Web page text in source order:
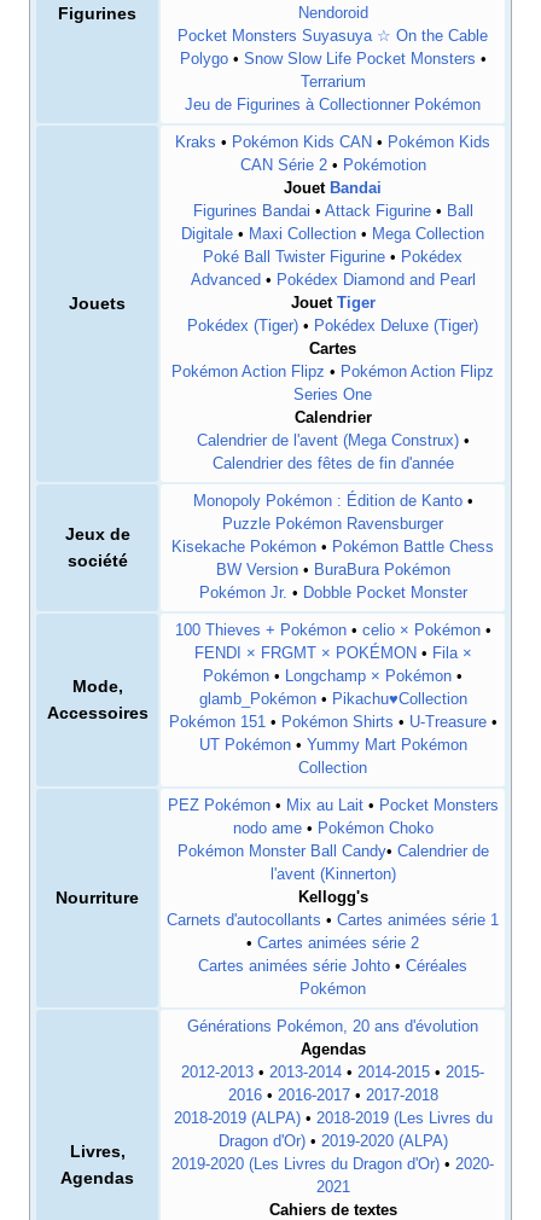
Figurines
Nendoroid
Pocket Monsters Suyasuya ☆ On the Cable
Polygo• Snow Slow Life Pocket Monsters •
Terrarium
Jeu de Figurines à Collectionner Pokémon
Jouets
Kraks • Pokémon Kids CAN • Pokémon Kids
CAN Série 2• Pokémotion
Jouet Bandai
Figurines Bandai • Attack Figurine• Ball
Digitale • Maxi Collection • Mega Collection
Poké Ball Twister Figurine • Pokédex
Advanced • Pokédex Diamond and Pearl
Jouet Tiger
Pokédex (Tiger) • Pokédex Deluxe (Tiger)
Cartes
Pokémon Action Flipz • Pokémon Action Flipz
Series One
Calendrier
Calendrier de l'avent (Mega Construx)•
Calendrier des fêtes de fin d'année
Jeux de
société
Monopoly Pokémon : Édition de Kanto•
Puzzle Pokémon Ravensburger
Kisekache Pokémon • Pokémon Battle Chess
BW Version• BuraBura Pokémon
Pokémon Jr. • Dobble Pocket Monster
Mode,
Accessoires
100 Thieves + Pokémon• celio × Pokémon•
FENDI × FRGMT × POKÉMON • Fila ×
Pokémon • Longchamp × Pokémon •
glamb_Pokémon• Pikachu♥Collection
Pokémon 151 • Pokémon Shirts • U-Treasure•
UT Pokémon• Yummy Mart Pokémon
Collection
Nourriture
PEZ Pokémon• Mix au Lait• Pocket Monsters
nodo ame• Pokémon Choko
Pokémon Monster Ball Candy• Calendrier de
l'avent (Kinnerton)
Kellogg's
Carnets d'autocollants • Cartes animées série 1
• Cartes animées série 2
Cartes animées série Johto • Céréales
Pokémon
Livres,
Agendas
Générations Pokémon, 20 ans d'évolution
Agendas
2012-2013 • 2013-2014 • 2014-2015 • 2015-
2016• 2016-2017• 2017-2018
2018-2019 (ALPA)• 2018-2019 (Les Livres du
Dragon d'Or)• 2019-2020 (ALPA)
2019-2020 (Les Livres du Dragon d'Or) • 2020-
2021
Cahiers de textes